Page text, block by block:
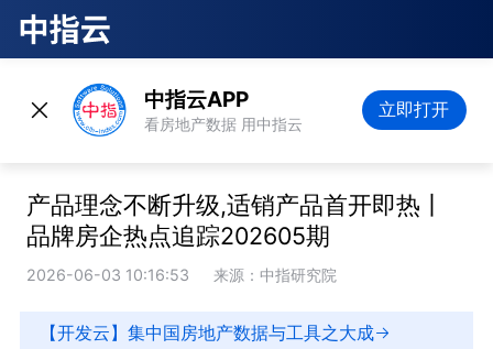
中指云APP
看房地产数据 用中指云
立即打开
产品理念不断升级,适销产品首开即热丨
品牌房企热点追踪202605期
2026-06-03 10:16:53 来源：中指研究院
【开发云】集中国房地产数据与工具之大成